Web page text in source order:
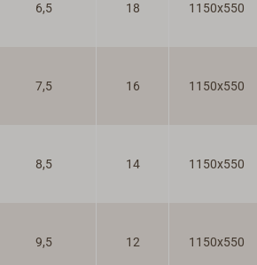
6,5 18 1150x550
7,5 16 1150x550
8,5 14 1150x550
9,5 12 1150x550